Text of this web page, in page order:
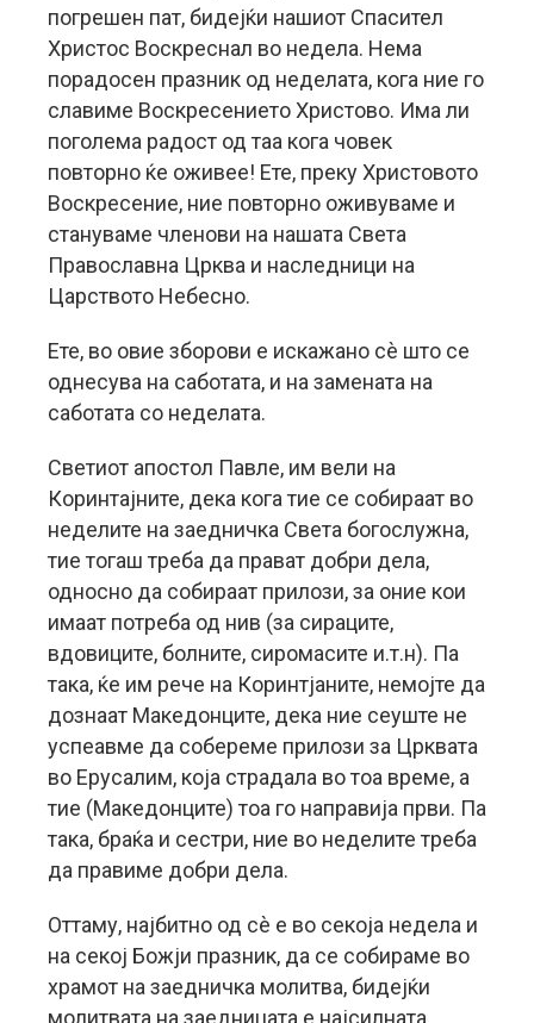
погрешен пат, бидејќи нашиот Спасител
Христос Воскреснал во недела. Нема
порадосен празник од неделата, кога ние го
славиме Воскресението Христово. Има ли
поголема радост од таа кога човек
повторно ќе оживее! Ете, преку Христовото
Воскресение, ние повторно оживуваме и
стануваме членови на нашата Света
Православна Црква и наследници на
Царството Небесно.
Ете, во овие зборови е искажано сè што се
однесува на саботата, и на замената на
саботата со неделата.
Светиот апостол Павле, им вели на
Коринтајните, дека кога тие се собираат во
неделите на заедничка Света богослужна,
тие тогаш треба да прават добри дела,
односно да собираат прилози, за оние кои
имаат потреба од нив (за сираците,
вдовиците, болните, сиромасите и.т.н). Па
така, ќе им рече на Коринтјаните, немојте да
дознаат Македонците, дека ние сеуште не
успеавме да собереме прилози за Црквата
во Ерусалим, која страдала во тоа време, а
тие (Македонците) тоа го направија први. Па
така, браќа и сестри, ние во неделите треба
да правиме добри дела.
Оттаму, најбитно од сè е во секоја недела и
на секој Божји празник, да се собираме во
храмот на заедничка молитва, бидејќи
молитвата на заедницата е најсилната